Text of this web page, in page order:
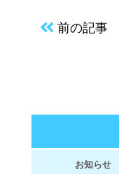
前の記事
お知らせ